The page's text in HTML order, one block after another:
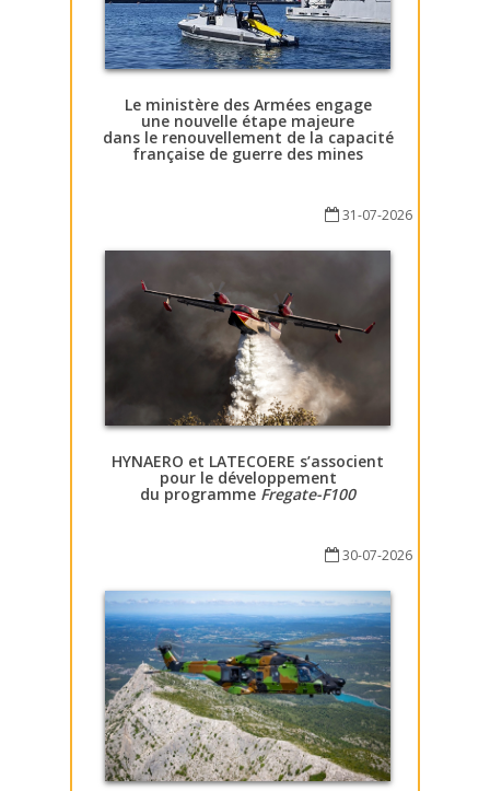
Le ministère des Armées engage
une nouvelle étape majeure
dans le renouvellement de la capacité
française de guerre des mines
31-07-2026
HYNAERO et LATECOERE s’associent
pour le développement
du programme Fregate-F100
30-07-2026